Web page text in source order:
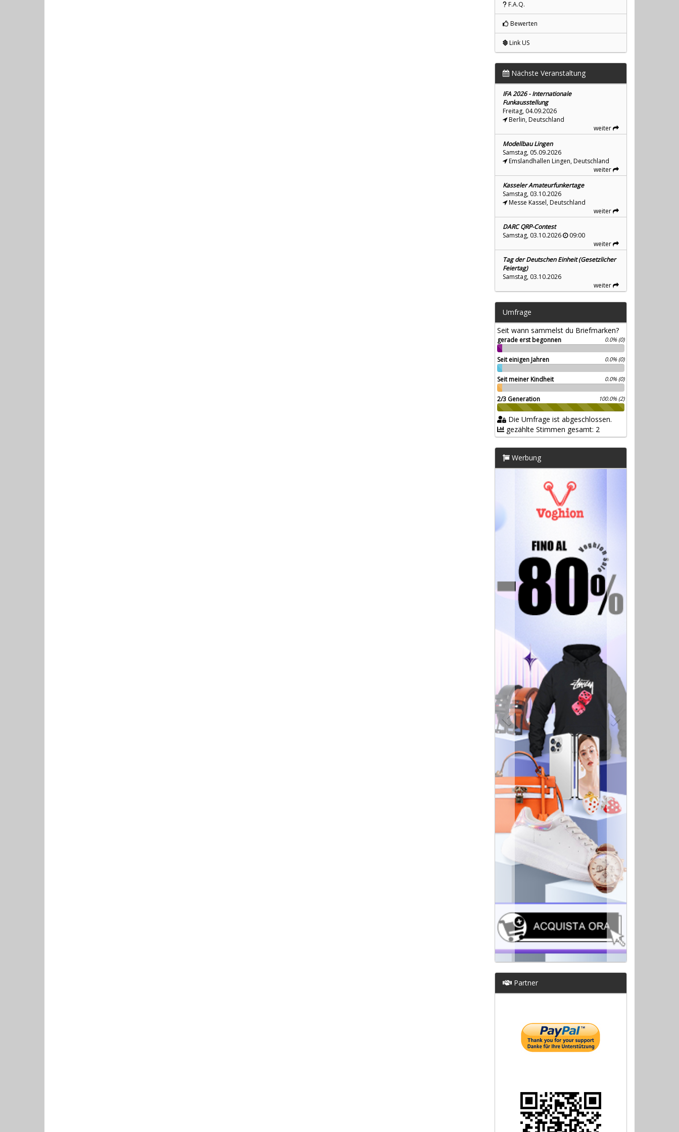
F.A.Q.
Bewerten
Link US
Nächste Veranstaltung
IFA 2026 - Internationale
Funkausstellung
Freitag, 04.09.2026
Berlin, Deutschland
weiter
Modellbau Lingen
Samstag, 05.09.2026
Emslandhallen Lingen, Deutschland
weiter
Kasseler Amateurfunkertage
Samstag, 03.10.2026
Messe Kassel, Deutschland
weiter
DARC QRP-Contest
Samstag, 03.10.2026
09:00
weiter
Tag der Deutschen Einheit (Gesetzlicher
Feiertag)
Samstag, 03.10.2026
weiter
Umfrage
Seit wann sammelst du Briefmarken?
gerade erst begonnen 0.0% (0)
Seit einigen Jahren 0.0% (0)
Seit meiner Kindheit 0.0% (0)
2/3 Generation 100.0% (2)
Die Umfrage ist abgeschlossen.
gezählte Stimmen gesamt: 2
Werbung
Partner